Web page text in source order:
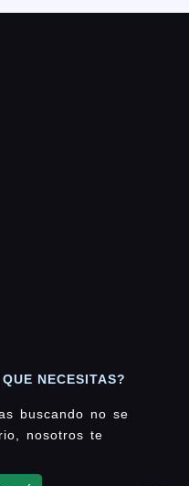
NECESITAS?
buscando no se
nosotros te